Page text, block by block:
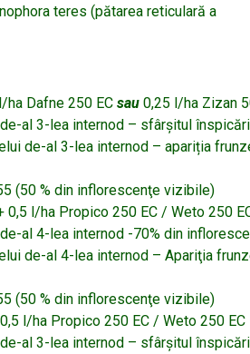
teres (pătarea reticulară a
ha Dafne 250 EC sau 0,25 l/ha Zizan
al 3-lea internod – sfârşitul
de-al 3-lea internod – apariția
(50 % din inflorescenţe vizibile)
0,5 l/ha Propico 250 EC / Weto 250
al 4-lea internod -70% din
de-al 4-lea internod – Apariţia
(50 % din inflorescenţe vizibile)
l/ha Propico 250 EC / Weto 250 EC
al 3-lea internod – sfârşitul